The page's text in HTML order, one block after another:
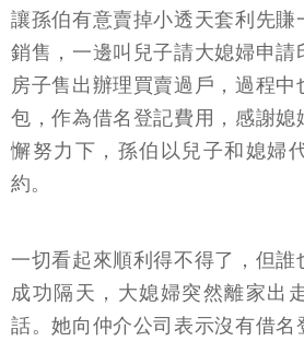
讓孫伯有意賣掉小透天套利先賺
銷售，一邊叫兒子請大媳婦申請
房子售出辦理買賣過戶，過程中
包，作為借名登記費用，感謝媳
懈努力下，孫伯以兒子和媳婦
約。
一切看起來順利得不得了，但誰
成功隔天，大媳婦突然離家出
話。她向仲介公司表示沒有借名